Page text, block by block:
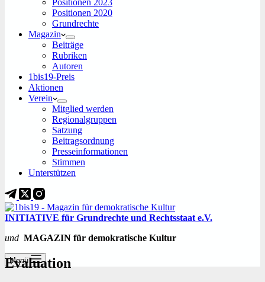
Positionen 2023
Positionen 2020
Grundrechte
Magazin
Beiträge
Rubriken
Autoren
1bis19-Preis
Aktionen
Verein
Mitglied werden
Regionalgruppen
Satzung
Beitragsordnung
Presseinformationen
Stimmen
Unterstützen
INITIATIVE für Grundrechte und Rechtsstaat e.V.
und MAGAZIN für demokratische Kultur
Menü
Evaluation